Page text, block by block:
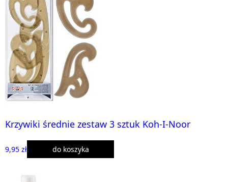
Krzywiki średnie zestaw 3 sztuk Koh-I-Noor
9,95 zł do koszyka